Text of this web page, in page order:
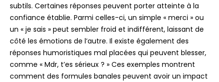
subtils. Certaines réponses peuvent porter atteinte à la
confiance établie. Parmi celles-ci, un simple « merci » ou
un « je sais » peut sembler froid et indifférent, laissant de
côté les émotions de l’autre. Il existe également des
réponses humoristiques mal placées qui peuvent blesser,
comme « Mdr, t’es sérieux ? » Ces exemples montrent
comment des formules banales peuvent avoir un impact